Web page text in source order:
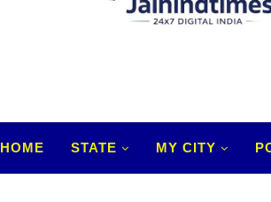
HOME STATE MY CITY